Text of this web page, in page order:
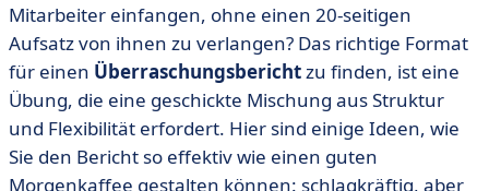
Mitarbeiter einfangen, ohne einen 20-seitigen
Aufsatz von ihnen zu verlangen? Das richtige Format
für einen Überraschungsberichtzu finden, ist eine
Übung, die eine geschickte Mischung aus Struktur
und Flexibilität erfordert. Hier sind einige Ideen, wie
Sie den Bericht so effektiv wie einen guten
Morgenkaffee gestalten können: schlagkräftig, aber